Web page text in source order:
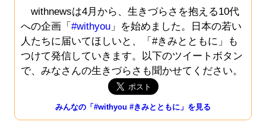
withnewsは4月から、生きづらさを抱える10代
への企画「#withyou 」を始めました。日本の若い
人たちに届いてほしいと、「#きみとともに」も
つけて発信していきます。以下のツイートボタン
で、みなさんの生きづらさも聞かせてください。
みんなの「#withyou #きみとともに」を見る